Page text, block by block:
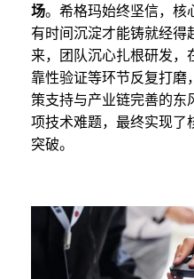
场。希格玛始终坚信，核
有时间沉淀才能铸就经得
来，团队沉心扎根研发，
靠性验证等环节反复打磨
策支持与产业链完善的东
项技术难题，最终实现了
突破。